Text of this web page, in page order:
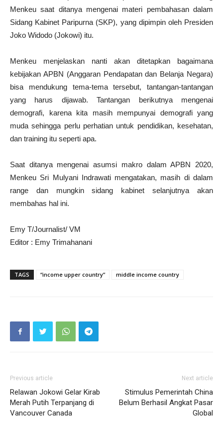
Menkeu saat ditanya mengenai materi pembahasan dalam
Sidang Kabinet Paripurna (SKP), yang dipimpin oleh Presiden
Joko Widodo (Jokowi) itu.
Menkeu menjelaskan nanti akan ditetapkan bagaimana
kebijakan APBN (Anggaran Pendapatan dan Belanja Negara)
bisa mendukung tema-tema tersebut, tantangan-tantangan
yang harus dijawab. Tantangan berikutnya mengenai
demografi, karena kita masih mempunyai demografi yang
muda sehingga perlu perhatian untuk pendidikan, kesehatan,
dan training itu seperti apa.
Saat ditanya mengenai asumsi makro dalam APBN 2020,
Menkeu Sri Mulyani Indrawati mengatakan, masih di dalam
range dan mungkin sidang kabinet selanjutnya akan
membahas hal ini.
Emy T/Journalist/ VM
Editor : Emy Trimahanani
TAGS “income upper country” middle income country
Previous article
Relawan Jokowi Gelar Kirab
Merah Putih Terpanjang di
Vancouver Canada
Next article
Stimulus Pemerintah China
Belum Berhasil Angkat Pasar
Global